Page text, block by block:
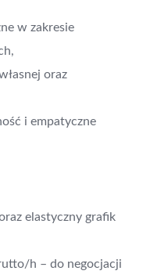
w zakresie
oraz
i empatyczne
elastyczny grafik
h – do negocjacji